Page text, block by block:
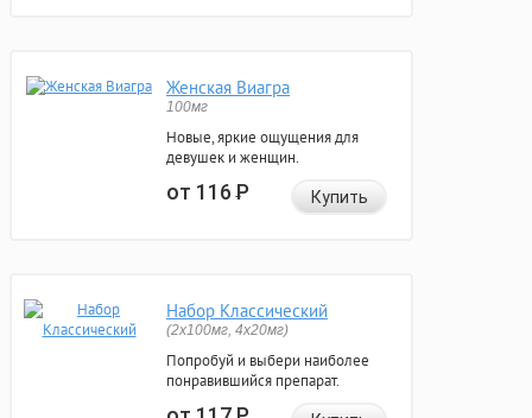
Женская Виагра
100мг
Новые, яркие ощущения для
девушек и женщин.
от 116Р Купить
Набор Классический
(2x100мг, 4x20мг)
Попробуй и выбери наиболее
понравившийся препарат.